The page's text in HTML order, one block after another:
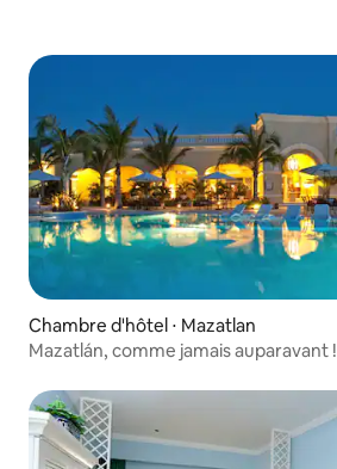
Chambre d'hôtel ⋅ Mazatlan
Mazatlán, comme jamais auparavant !